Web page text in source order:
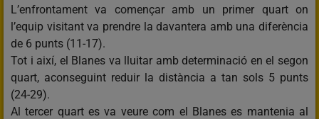
L’enfrontament va començar amb un primer quart on
l’equip visitant va prendre la davantera amb una diferència
de 6 punts (11-17).
Tot i així, el Blanes va lluitar amb determinació en el segon
quart, aconseguint reduir la distància a tan sols 5 punts
(24-29).
Al tercer quart es va veure com el Blanes es mantenia al